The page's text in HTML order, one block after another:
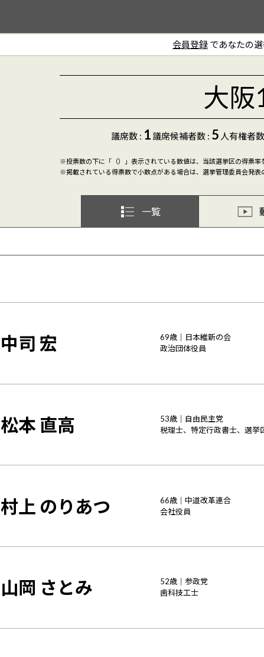
会員登録 であなたの
大阪
議席数 : 1 議席候補者数 : 5 人有権者
※投票数の下に「（）」表示されている数値は、当該選挙区の得票率
※掲載されている得票数で小数点がある場合は、選挙管理委員会発表
一覧
中司 宏 69歳｜
日本維新の会
政治団体役員
松本 直高 53歳｜ 自由民主党
税理士、特定行政書士、選挙
村上 のりあつ 66歳｜ 中道改革連合
会社役員
山岡 さとみ 52歳｜ 参政党
歯科技工士